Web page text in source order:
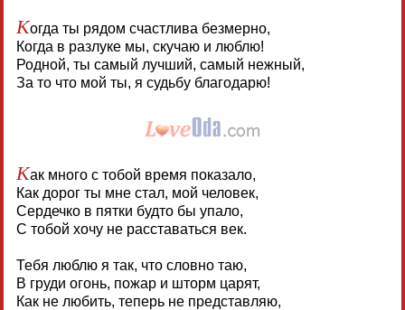
Когда ты рядом счастлива безмерно,
Когда в разлуке мы, скучаю и люблю!
Родной, ты самый лучший, самый нежный,
За то что мой ты, я судьбу благодарю!
Как много с тобой время показало,
Как дорог ты мне стал, мой человек,
Сердечко в пятки будто бы упало,
С тобой хочу не расставаться век.
Тебя люблю я так, что словно таю,
В груди огонь, пожар и шторм царят,
Как не любить, теперь не представляю,